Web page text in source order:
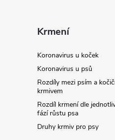
Krmení
Koronavirus u koček
Koronavirus u psů
Rozdíly mezi psím a
krmivem
Rozdíl krmení dle
fází růstu psa
Druhy krmiv pro psy